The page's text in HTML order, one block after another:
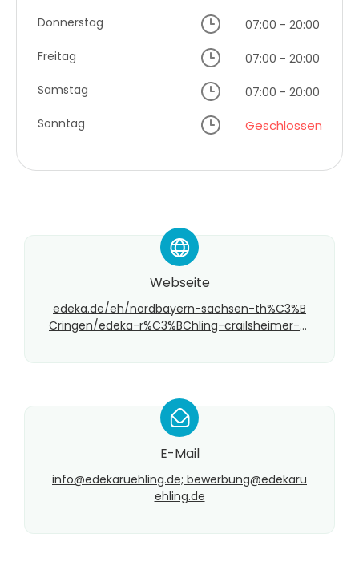
Donnerstag
07:00 - 20:00
Freitag
07:00 - 20:00
Samstag
07:00 - 20:00
Sonntag
Geschlossen
*
Webseite
edeka.de/eh/nordbayern-sachsen-th%C3%B
Cringen/edeka-r%C3%BChling-crailsheimer-st
*
E-Mail
info@​edekaruehling.de; bewerbung@edekaru
ehling.de